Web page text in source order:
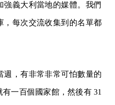
義大利當地的媒體。我們
，每次交流收集到的名單都
週，有非常非常可怕數量的
一百個國家館，然後有 31